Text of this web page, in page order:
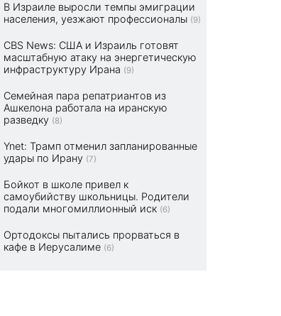
В Израиле выросли темпы эмиграции
населения, уезжают профессионалы (9)
CBS News: США и Израиль готовят
масштабную атаку на энергетическую
инфраструктуру Ирана (9)
Семейная пара репатриантов из
Ашкелона работала на иранскую
разведку (8)
Ynet: Трамп отменил запланированные
удары по Ирану (7)
Бойкот в школе привел к
самоубийству школьницы. Родители
подали многомиллионный иск (6)
Ортодоксы пытались прорваться в
кафе в Иерусалиме (6)